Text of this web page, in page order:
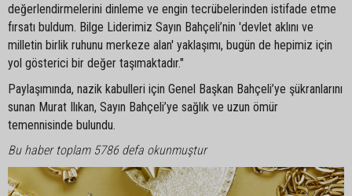
değerlendirmelerini dinleme ve engin tecrübelerinden istifade etme
fırsatı buldum. Bilge Liderimiz Sayın Bahçeli’nin 'devlet aklını ve
milletin birlik ruhunu merkeze alan' yaklaşımı, bugün de hepimiz için
yol gösterici bir değer taşımaktadır."
Paylaşımında, nazik kabulleri için Genel Başkan Bahçeli’ye şükranlarını
sunan Murat Ilıkan, Sayın Bahçeli’ye sağlık ve uzun ömür
temennisinde bulundu.
Bu haber toplam 5786 defa okunmuştur